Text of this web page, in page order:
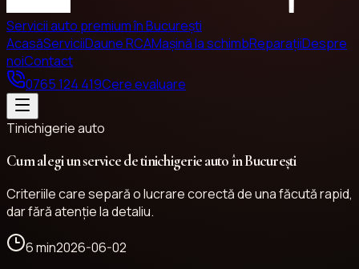
Servicii auto premium în București
AcasăServiciiDaune RCAMașină la schimbReparațiiDespre
noiContact
0765 124 419Cere evaluare
Tinichigerie auto
Cum alegi un service de tinichigerie auto în București
Criteriile care separă o lucrare corectă de una făcută rapid,
dar fără atenție la detaliu.
6 min2026-06-02